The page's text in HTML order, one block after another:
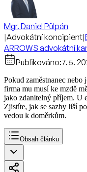
Mgr. Daniel Půlpán
|Advokátní koncipient|
ARROWS advokátní
Publikováno:7. 5.
Pokud zaměstnanec
firma mu musí ke mzdě
jako zdanitelný příjem. U
Zjistíte, jak se sazby liší
vedou k doměrkům.
Obsah článku